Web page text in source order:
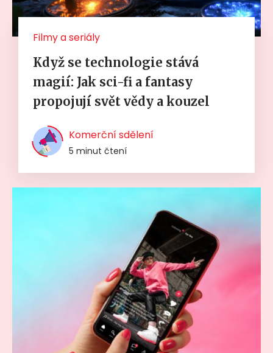
Filmy a seriály
Když se technologie stává
magií: Jak sci-fi a fantasy
propojují svět vědy a kouzel
Komerční sdělení
5 minut čtení